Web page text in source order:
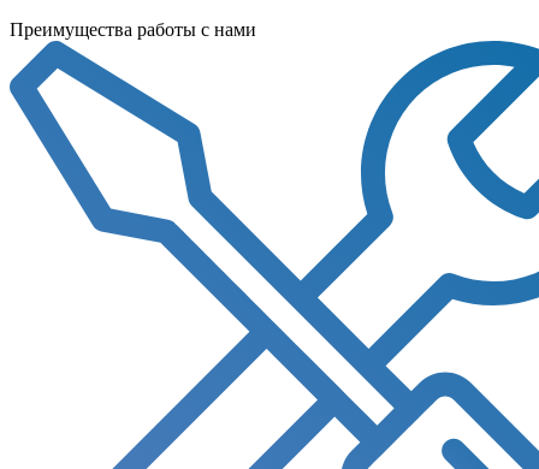
Преимущества работы с нами